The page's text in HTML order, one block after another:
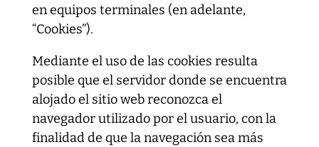
en equipos terminales (en adelante,
“Cookies”).
Mediante el uso de las cookies resulta
posible que el servidor donde se encuentra
alojado el sitio web reconozca el
navegador utilizado por el usuario, con la
finalidad de que la navegación sea más